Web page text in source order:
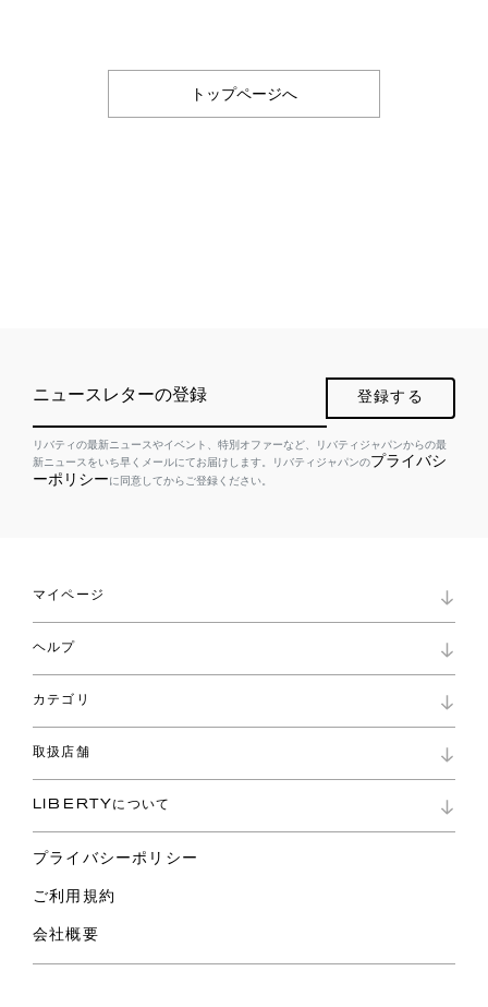
トップページへ
ニュースレターの登録 登録する
リバティの最新ニュースやイベント、特別オファーなど、リバティジャパンからの最
新ニュースをいち早くメールにてお届けします。リバティジャパンのプライバシ
ーポリシーに同意してからご登録ください。
マイページ
ロイヤリティプログラム
パスワード再設定
ショッピングバッグ
ヘルプ
お問い合わせ
よくあるご質問
ご利用ガイド
カテゴリ
コレクション
ファブリックス
バッグ
スカーフ
ウェア
ライフスタイル
スペシャル
取扱店舗
リバティ・ファブリックス
LIBERTYについて
プライバシーポリシー
ご利用規約
会社概要